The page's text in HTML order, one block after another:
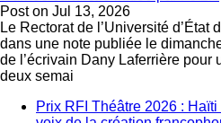
Post on Jul 13, 2026
Le Rectorat de l’Université d’État
dans une note publiée le
de l’écrivain Dany Laferrière pour
deux semai
Prix RFI Théâtre 2026 :